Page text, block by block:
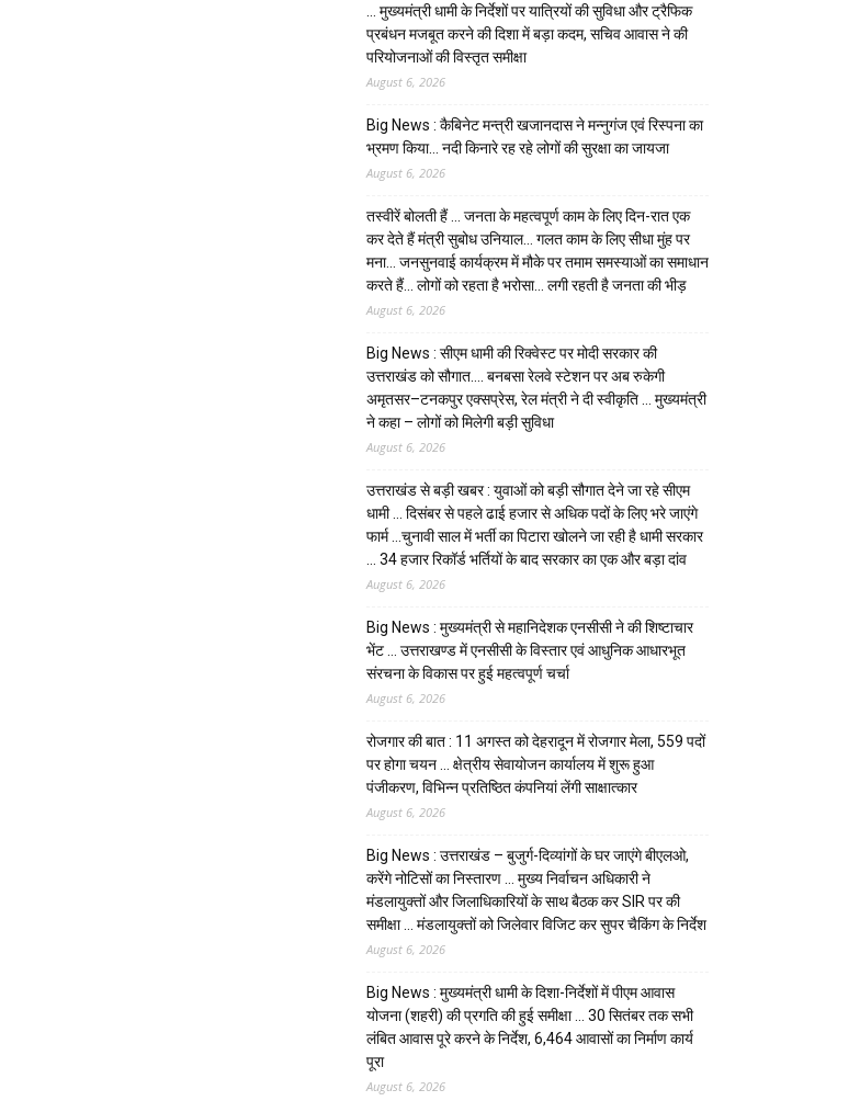
… मुख्यमंत्री धामी के निर्देशों पर यात्रियों की सुविधा और ट्रैफिक
प्रबंधन मजबूत करने की दिशा में बड़ा कदम, सचिव आवास ने की
परियोजनाओं की विस्तृत समीक्षा
August 6, 2026
Big News : कैबिनेट मन्त्री खजानदास ने मन्नुगंज एवं रिस्पना का
भ्रमण किया… नदी किनारे रह रहे लोगों की सुरक्षा का जायजा
August 6, 2026
तस्वीरें बोलती हैं … जनता के महत्वपूर्ण काम के लिए दिन-रात एक
कर देते हैं मंत्री सुबोध उनियाल… गलत काम के लिए सीधा मुंह पर
मना… जनसुनवाई कार्यक्रम में मौके पर तमाम समस्याओं का समाधान
करते हैं… लोगों को रहता है भरोसा… लगी रहती है जनता की भीड़
August 6, 2026
Big News : सीएम धामी की रिक्वेस्ट पर मोदी सरकार की
उत्तराखंड को सौगात…. बनबसा रेलवे स्टेशन पर अब रुकेगी
अमृतसर–टनकपुर एक्सप्रेस, रेल मंत्री ने दी स्वीकृति … मुख्यमंत्री
ने कहा – लोगों को मिलेगी बड़ी सुविधा
August 6, 2026
उत्तराखंड से बड़ी खबर : युवाओं को बड़ी सौगात देने जा रहे सीएम
धामी … दिसंबर से पहले ढाई हजार से अधिक पदों के लिए भरे जाएंगे
फार्म …चुनावी साल में भर्ती का पिटारा खोलने जा रही है धामी सरकार
… 34 हजार रिकॉर्ड भर्तियों के बाद सरकार का एक और बड़ा दांव
August 6, 2026
Big News : मुख्यमंत्री से महानिदेशक एनसीसी ने की शिष्टाचार
भेंट … उत्तराखण्ड में एनसीसी के विस्तार एवं आधुनिक आधारभूत
संरचना के विकास पर हुई महत्वपूर्ण चर्चा
August 6, 2026
रोजगार की बात : 11 अगस्त को देहरादून में रोजगार मेला, 559 पदों
पर होगा चयन … क्षेत्रीय सेवायोजन कार्यालय में शुरू हुआ
पंजीकरण, विभिन्न प्रतिष्ठित कंपनियां लेंगी साक्षात्कार
August 6, 2026
Big News : उत्तराखंड – बुजुर्ग-दिव्यांगों के घर जाएंगे बीएलओ,
करेंगे नोटिसों का निस्तारण … मुख्य निर्वाचन अधिकारी ने
मंडलायुक्तों और जिलाधिकारियों के साथ बैठक कर SIR पर की
समीक्षा … मंडलायुक्तों को जिलेवार विजिट कर सुपर चैकिंग के निर्देश
August 6, 2026
Big News : मुख्यमंत्री धामी के दिशा-निर्देशों में पीएम आवास
योजना (शहरी) की प्रगति की हुई समीक्षा … 30 सितंबर तक सभी
लंबित आवास पूरे करने के निर्देश, 6,464 आवासों का निर्माण कार्य
पूरा
August 6, 2026